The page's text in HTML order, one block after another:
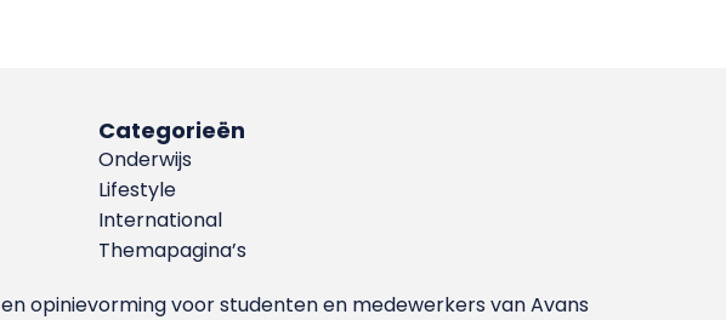
Categorieën
Onderwijs
Lifestyle
International
Themapagina’s
opinievorming voor studenten en medewerkers van Avans